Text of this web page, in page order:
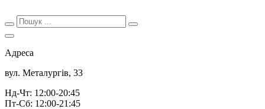
Адреса
вул. Металургів, 33
Нд-Чт: 12:00-20:45
Пт-Сб: 12:00-21:45